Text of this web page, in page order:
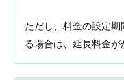
ただし、料金の設定
る場合は、延長料金が